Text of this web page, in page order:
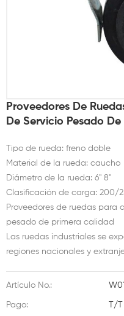
Proveedores De
De Servicio Pesado
Tipo de rueda: freno doble
Material de la rueda: caucho
Diámetro de la rueda: 6'' 8''
Clasificación de carga: 200/
Proveedores de ruedas para
pesado de primera calidad
Las ruedas industriales se
regiones nacionales y
Artículo No.:
Pago: T/T